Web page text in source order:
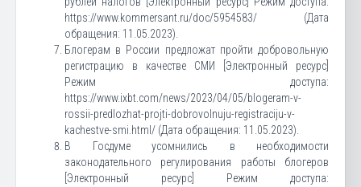
https://www.kommersant.ru/doc/5954583/ (Дата
обращения: 11.05.2023).
Блогерам в России предложат пройти добровольную
регистрацию в качестве СМИ [Электронный ресурс]
Режим доступа:
https://www.ixbt.com/news/2023/04/05/blogeram-v-
rossii-predlozhat-projti-dobrovolnuju-registraciju-v-
kachestve-smi.html/ (Дата обращения: 11.05.2023).
В Госдуме усомнились в необходимости
законодательного регулирования работы блогеров
[Электронный ресурс] Режим доступа: